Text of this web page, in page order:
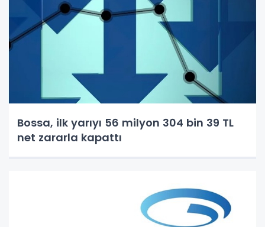
Bossa, ilk yarıyı 56 milyon 304 bin 39 TL
net zararla kapattı